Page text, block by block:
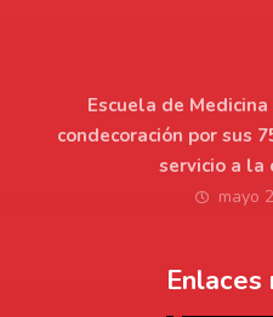
Escuela de
condecoración por sus
servicio a la
mayo
Enlaces